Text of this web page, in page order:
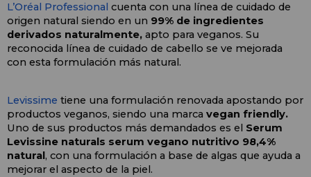
L’Oréal Professional cuenta con una línea de cuidado de
origen natural siendo en un 99% de ingredientes
derivados naturalmente, apto para veganos. Su
reconocida línea de cuidado de cabello se ve mejorada
con esta formulación más natural.
Levissime tiene una formulación renovada apostando por
productos veganos, siendo una marca vegan friendly.
Uno de sus productos más demandados es el Serum
Levissine naturals serum vegano nutritivo 98,4%
natural, con una formulación a base de algas que ayuda a
mejorar el aspecto de la piel.